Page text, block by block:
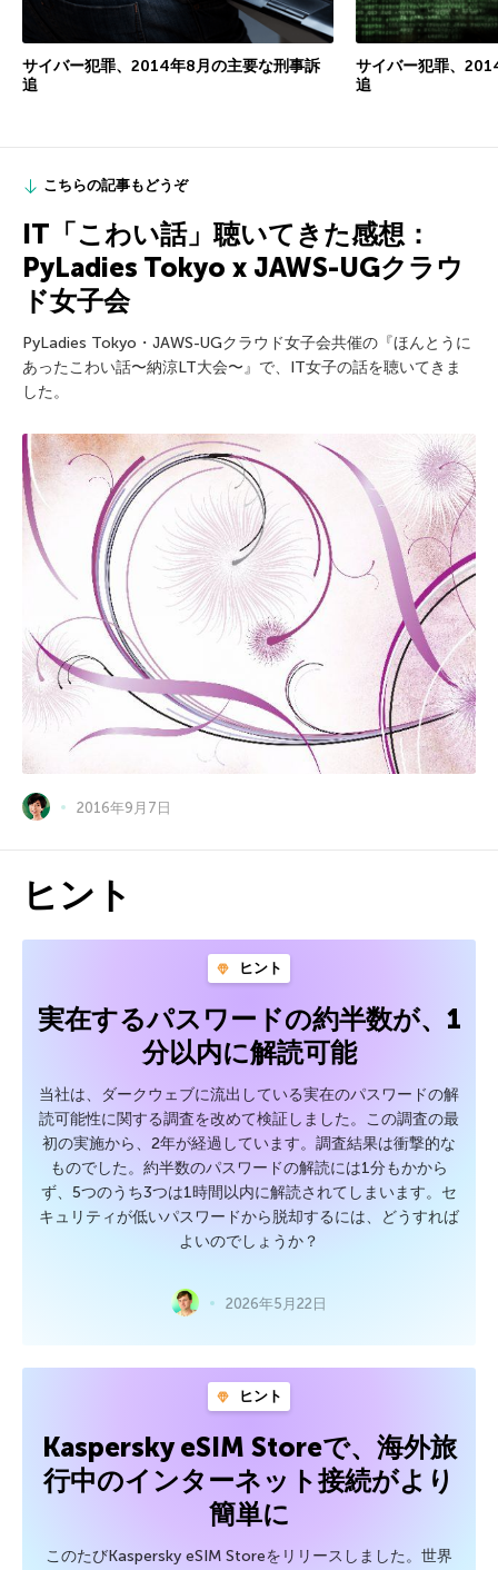
サイバー犯罪、2014年8月の主要な刑事訴
追
サイバー犯罪、
追
こちらの記事もどうぞ
IT「こわい話」聴いてきた感想：
PyLadies Tokyo x JAWS-UGクラウ
ド女子会
PyLadies Tokyo・JAWS-UGクラウド女子会共催の『ほんとうに
あったこわい話〜納涼LT大会〜』で、IT女子の話を聴いてきま
した。
2016年9月7日
ヒント
ヒント
実在するパスワードの約半数が、1
分以内に解読可能
当社は、ダークウェブに流出している実在のパスワードの解
読可能性に関する調査を改めて検証しました。この調査の最
初の実施から、2年が経過しています。調査結果は衝撃的な
ものでした。約半数のパスワードの解読には1分もかから
ず、5つのうち3つは1時間以内に解読されてしまいます。セ
キュリティが低いパスワードから脱却するには、どうすれば
よいのでしょうか？
2026年5月22日
ヒント
Kaspersky eSIM Storeで、海外旅
行中のインターネット接続がより
簡単に
このたびKaspersky eSIM Storeをリリースしました。世界